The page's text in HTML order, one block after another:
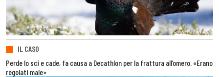
IL CASO
Perde lo sci e cade, fa causa a Decathlon per la frattura all’omero. «Erano
regolati male»